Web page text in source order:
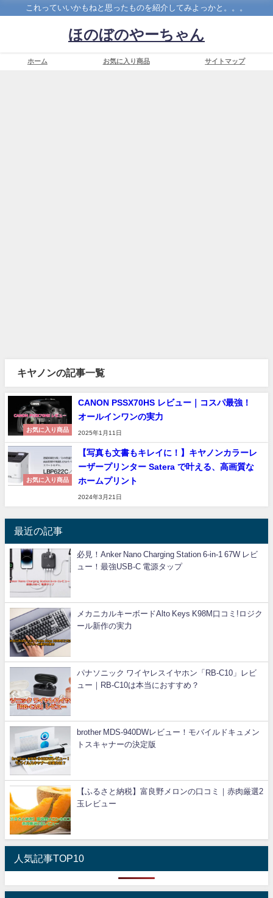
これっていいかもねと思ったものを紹介してみよっかと。。。
ほのぼのやーちゃん
ホーム お気に入り商品 サイトマップ
キヤノンの記事一覧
お気に入り商品
CANON PSSX70HS レビュー｜コスパ最強！
オールインワンの実力
2025年1月11日
お気に入り商品
【写真も文書もキレイに！】キヤノンカラーレ
ーザープリンター Satera で叶える、高画質な
ホームプリント
2024年3月21日
最近の記事
必見！Anker Nano Charging Station 6-in-1 67W レビ
ュー！最強USB-C 電源タップ
メカニカルキーボードAlto Keys K98M口コミ!ロジク
ール新作の実力
パナソニック ワイヤレスイヤホン「RB-C10」レビ
ュー｜RB-C10は本当におすすめ？
brother MDS-940DWレビュー！モバイルドキュメン
トスキャナーの決定版
【ふるさと納税】富良野メロンの口コミ｜赤肉厳選2
玉レビュー
人気記事TOP10